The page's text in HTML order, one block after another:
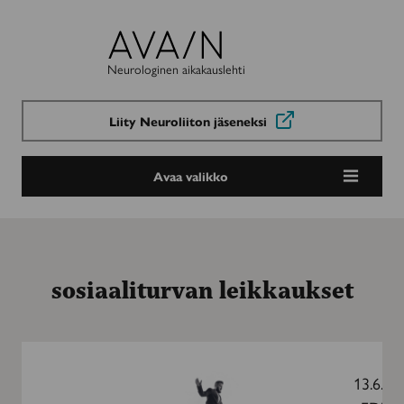
Avain-
lehti
Neurologinen aikakauslehti
Liity Neuroliiton jäseneksi
Avaa valikko
sosiaaliturvan leikkaukset